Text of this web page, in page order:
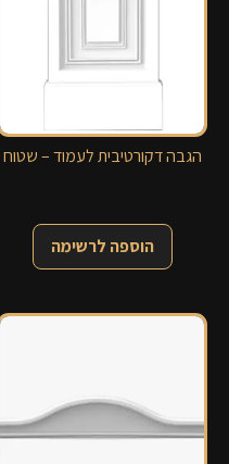
הגבה דקורטיבית לעמוד – שטוח
הוספה לרשימה